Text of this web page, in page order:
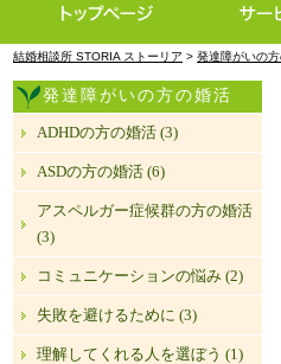
結婚相談所 STORIA ストーリア > 発達障がいの
発達障がいの方の婚活
ADHDの方の婚活 (3)
ASDの方の婚活 (6)
アスペルガー症候群の方の婚活
(3)
コミュニケーションの悩み (2)
失敗を避けるために (3)
理解してくれる人を選ぼう (1)